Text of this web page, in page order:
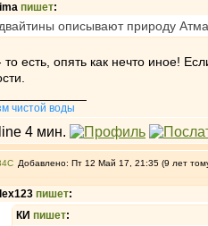
пишет:
описывают природу
то есть, опять как нечто иное!
чистой воды
Добавлено: Пт 12 Май 17, 21:35 (9 лет
пишет:
КИ пишет: